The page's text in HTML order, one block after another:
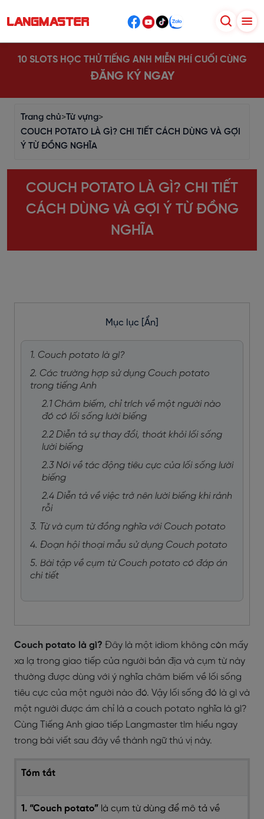
10 SLOTS HỌC THỬ TIẾNG ANH MIỄN PHÍ CUỐI CÙNG
ĐĂNG KÝ NGAY
Trang chủ>Từ vựng>
COUCH POTATO LÀ GÌ? CHI TIẾT CÁCH DÙNG VÀ GỢI
Ý TỪ ĐỒNG NGHĨA
COUCH POTATO LÀ GÌ? CHI TIẾT
CÁCH DÙNG VÀ GỢI Ý TỪ ĐỒNG
NGHĨA
Mục lục [Ẩn]
1. Couch potato là gì?
2. Các trường hợp sử dụng Couch potato
trong tiếng Anh
2.1 Châm biếm, chỉ trích về một người nào
đó có lối sống lười biếng
2.2 Diễn tả sự thay đổi, thoát khỏi lối sống
lười biếng
2.3 Nói về tác động tiêu cực của lối sống lười
biếng
2.4 Diễn tả về việc trở nên lười biếng khi rảnh
rỗi
3. Từ và cụm từ đồng nghĩa với Couch potato
4. Đoạn hội thoại mẫu sử dụng Couch potato
5. Bài tập về cụm từ Couch potato có đáp án
chi tiết
Couch potato là gì? Đây là một idiom không còn mấy
xa lạ trong giao tiếp của người bản địa và cụm từ này
thường được dùng với ý nghĩa châm biếm về lối sống
tiêu cực của một người nào đó. Vậy lối sống đó là gì và
một người được ám chỉ là a couch potato nghĩa là gì?
Cùng Tiếng Anh giao tiếp Langmaster tìm hiểu ngay
trong bài viết sau đây về thành ngữ thú vị này.
Tóm tắt
1. “Couch potato” là cụm từ dùng để mô tả về